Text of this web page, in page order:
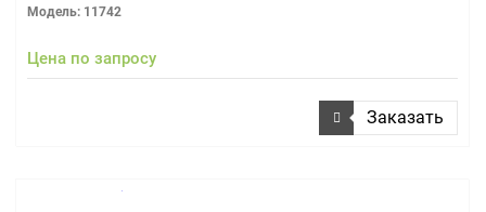
Модель: 11742
Цена по запросу
Заказать